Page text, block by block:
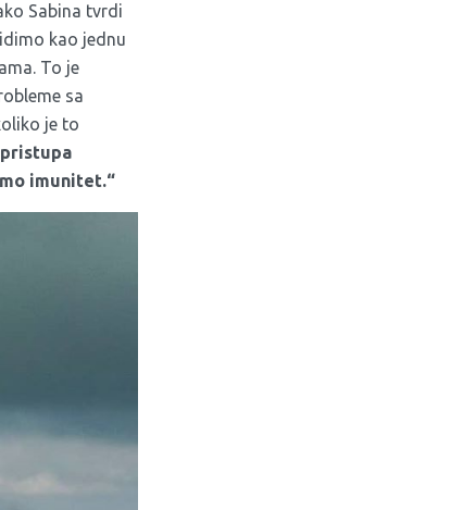
Sabina tvrdi
kao jednu
To je
sa
je to
imunitet.“